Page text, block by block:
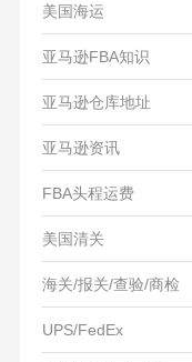
美国海运
亚马逊FBA知识
亚马逊仓库地址
亚马逊资讯
FBA头程运费
美国清关
海关/报关/查验/商检
UPS/FedEx